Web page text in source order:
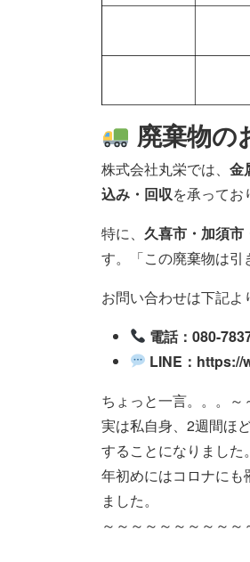
廃棄物の
株式会社丸栄では、 金
込み・回収を承ってお
特に、 久喜市・加須市
す。「この廃棄物は引
お問い合わせは下記よ
電話：080-
LINE：https://
ちょっと一言。。。
実は私自身、2週間ほ
することになりました。
年初めにはコロナにも
ました。
～～～～～～～～～